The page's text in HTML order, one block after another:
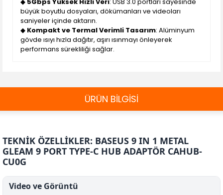
büyük boyutlu dosyaları, dökümanları ve videoları
saniyeler içinde aktarın.
◆ Kompakt ve Termal Verimli Tasarım: Alüminyum
gövde ısıyı hızla dağıtır, aşırı ısınmayı önleyerek
performans sürekliliği sağlar.
ÜRÜN BİLGİSİ
TEKNİK ÖZELLİKLER: BASEUS 9 IN 1 METAL
GLEAM 9 PORT TYPE-C HUB ADAPTÖR CAHUB-
CU0G
Video ve Görüntü